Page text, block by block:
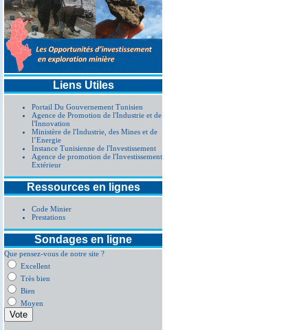
Liens Utiles
Portail Du Gouvernement Tunisien
Agence de Promotion de l'Industrie et de
l'Innovation
Ministère de l'Industrie, des Mines et de
l’Energie
Instance Tunisienne de l'Investissement
Agence de promotion de l'Investissement
Extérieur
Ressources en lignes
Code Minier
Prestations
Sondages en ligne
Que pensez-vous de notre site ?
Excellent
Très bien
Bien
Moyen